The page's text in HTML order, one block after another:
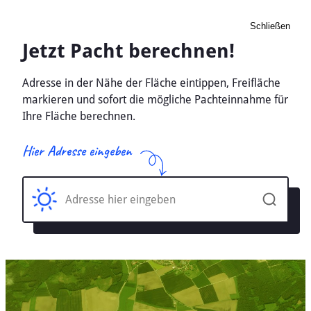
Pacht Landwirtschaft
Hemmelzen, Rheinland-
Pfalz - Ackerland, Wiese
2026
Home
Rheinland-Pfalz
Schließen